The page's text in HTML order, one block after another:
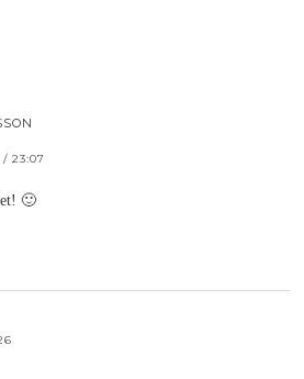
23:07
🙂